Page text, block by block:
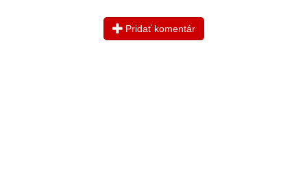
Pridať komentár